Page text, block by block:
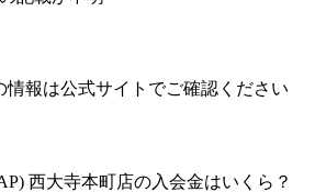
情報は公式サイトでご確認ください
西大寺本町店の入会金はいくら？